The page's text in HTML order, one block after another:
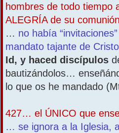
hombres de todo tiempo
ALEGRÍA de su
… no había
mandato tajante de
Id, y haced discípulos
bautizándolos…
lo que os he mandado
427… el ÚNICO que
… se ignora a la Iglesia,